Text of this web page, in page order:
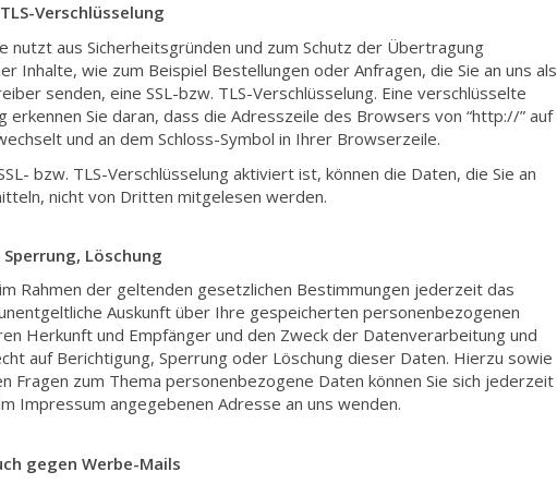
Verschlüsselung
nutzt aus Sicherheitsgründen und zum Schutz der Übertragung
Inhalte, wie zum Beispiel Bestellungen oder Anfragen, die Sie an uns als
senden, eine SSL-bzw. TLS-Verschlüsselung. Eine verschlüsselte
erkennen Sie daran, dass die Adresszeile des Browsers von “http://” auf
und an dem Schloss-Symbol in Ihrer Browserzeile.
bzw. TLS-Verschlüsselung aktiviert ist, können die Daten, die Sie an
nicht von Dritten mitgelesen werden.
Löschung
Rahmen der geltenden gesetzlichen Bestimmungen jederzeit das
Auskunft über Ihre gespeicherten personenbezogenen
Herkunft und Empfänger und den Zweck der Datenverarbeitung und
auf Berichtigung, Sperrung oder Löschung dieser Daten. Hierzu sowie
Fragen zum Thema personenbezogene Daten können Sie sich jederzeit
Impressum angegebenen Adresse an uns wenden.
gegen Werbe-Mails